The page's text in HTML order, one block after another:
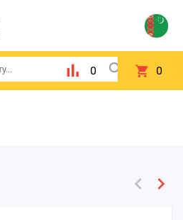
0 0